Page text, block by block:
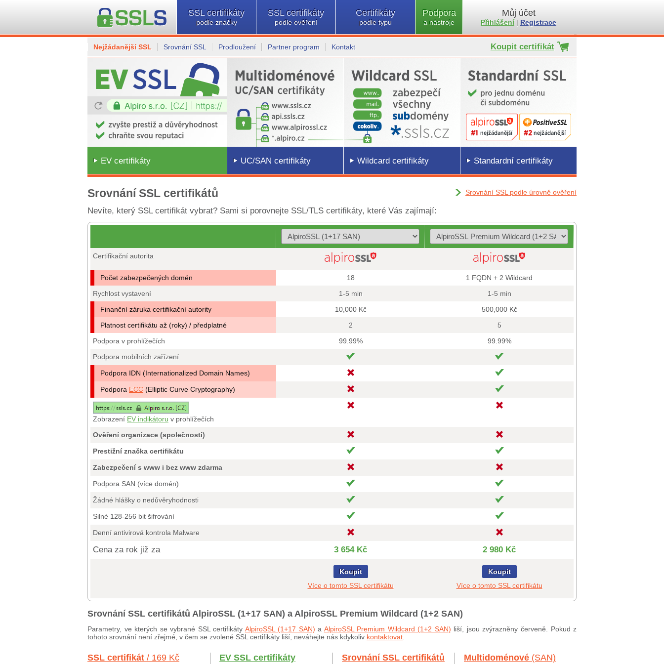
SSL certifikáty
podle značky
SSL certifikáty
podle ověření
Certifikáty
podle typu
Podpora
a nástroje
Můj účet
Přihlášení| Registrace
Nejžádanější SSL Srovnání SSL Prodloužení Partner program Kontakt Koupit certifikát
EV certifikáty UC/SAN certifikáty Wildcard certifikáty Standardní certifikáty
Srovnání SSL certifikátů Srovnání SSL podle úrovně ověření
Nevíte, který SSL certifikát vybrat? Sami si porovnejte SSL/TLS certifikáty, které Vás zajímají:
Certifikační autorita
Počet zabezpečených domén 18
1 FQDN + 2 Wildcard
Rychlost vystavení
1-5 min
1-5 min
Finanční záruka certifikační autority
10,000 Kč
500,000 Kč
Platnost certifikátu až (roky) / předplatné
2
5
Podpora v prohlížečích
99.99%
99.99%
Podpora mobilních zařízení
Podpora IDN (Internationalized Domain Names)
Podpora ECC (Elliptic Curve Cryptography)
Zobrazení EV indikátoru v prohlížečích
Ověření organizace (společnosti)
Prestižní značka certifikátu
Zabezpečení s www i bez www zdarma
Podpora SAN (více domén)
Žádné hlášky o nedůvěryhodnosti
Silné 128-256 bit šifrování
Denní antivirová kontrola Malware
Cena za rok již za 3 654 Kč 2 980 Kč
Koupit
Více o tomto SSL certifikátu
Koupit
Více o tomto SSL certifikátu
Srovnání SSL certifikátů AlpiroSSL (1+17 SAN) a AlpiroSSL Premium Wildcard (1+2 SAN)
Parametry, ve kterých se vybrané SSL certifikáty AlpiroSSL (1+17 SAN) a AlpiroSSL Premium Wildcard (1+2 SAN) liší, jsou zvýrazněny červeně. Pokud z
tohoto srovnání není zřejmé, v čem se zvolené SSL certifikáty liší, neváhejte nás kdykoliv kontaktovat
SSL certifikát / 169 Kč EV SSL certifikáty Srovnání SSL certifikátů Multidoménové (SAN)